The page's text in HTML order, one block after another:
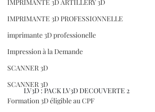
IMPRIMANTE 3D ARTILLERY 3D
IMPRIMANTE 3D PROFESSIONNELLE
imprimante 3D professionelle
Impression à la Demande
SCANNER 3D
SCANNER 3D
Formation 3D éligible au CPF
LV3D : PACK LV3D DECOUVERTE 2